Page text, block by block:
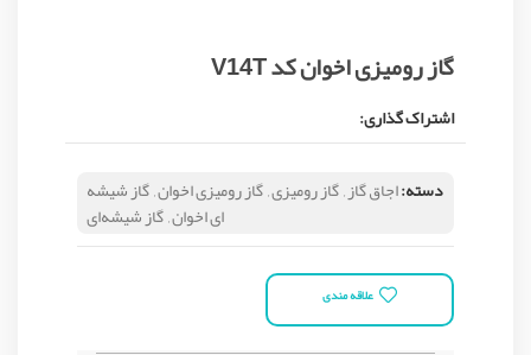
گاز رومیزی اخوان کد V14T
اشتراک گذاری:
دسته:اجاق گاز,گاز رومیزی,گاز رومیزی اخوان,گاز شیشه
ای اخوان,گاز شیشه‌ای
علاقه مندی